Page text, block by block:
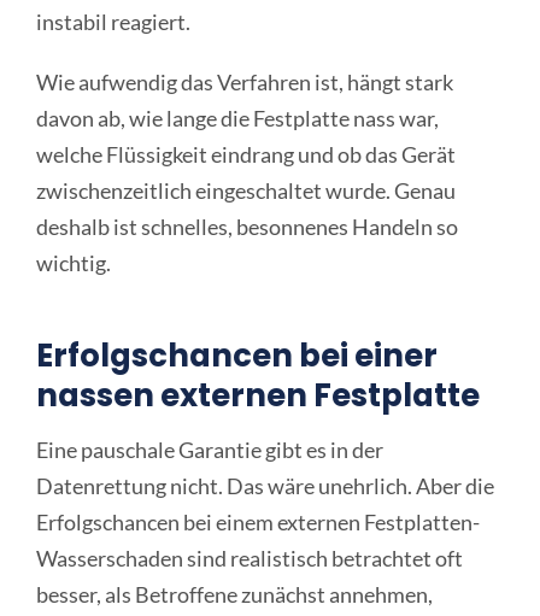
instabil reagiert.
Wie aufwendig das Verfahren ist, hängt stark
davon ab, wie lange die Festplatte nass war,
welche Flüssigkeit eindrang und ob das Gerät
zwischenzeitlich eingeschaltet wurde. Genau
deshalb ist schnelles, besonnenes Handeln so
wichtig.
Erfolgschancen bei einer
nassen externen Festplatte
Eine pauschale Garantie gibt es in der
Datenrettung nicht. Das wäre unehrlich. Aber die
Erfolgschancen bei einem externen Festplatten-
Wasserschaden sind realistisch betrachtet oft
besser, als Betroffene zunächst annehmen,